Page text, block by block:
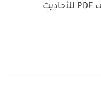
وقت أذكار الصباح والمساء مع ملف PDF للأحاديث